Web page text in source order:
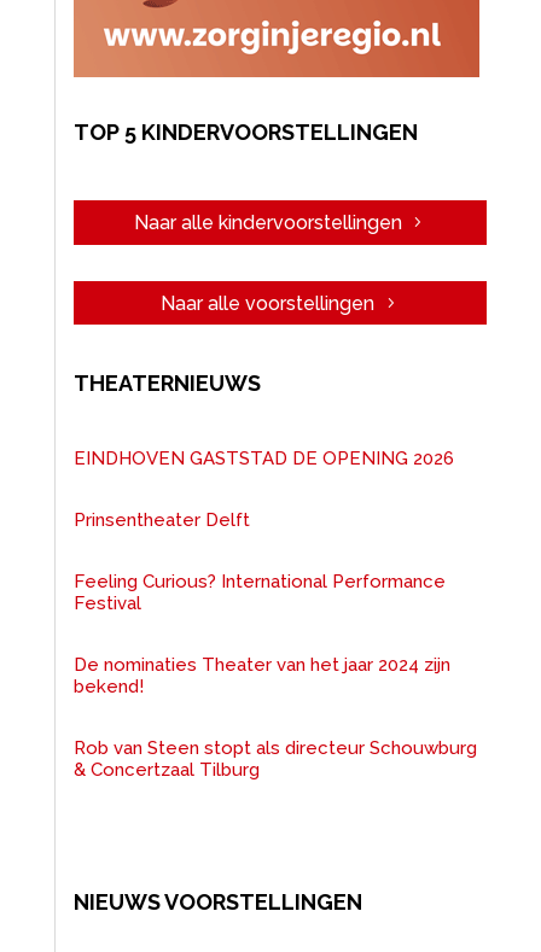
TOP 5 KINDERVOORSTELLINGEN
Naar alle kindervoorstellingen
Naar alle voorstellingen
THEATERNIEUWS
EINDHOVEN GASTSTAD DE OPENING 2026
Prinsentheater Delft
Feeling Curious? International Performance
Festival
De nominaties Theater van het jaar 2024 zijn
bekend!
Rob van Steen stopt als directeur Schouwburg
& Concertzaal Tilburg
NIEUWS VOORSTELLINGEN